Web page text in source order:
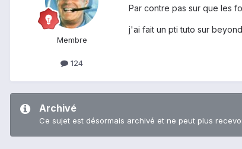
Membre
124
Par contre pas sur que les
j'ai fait un pti tuto sur
Archivé
Ce sujet est désormais archivé et ne peut plus